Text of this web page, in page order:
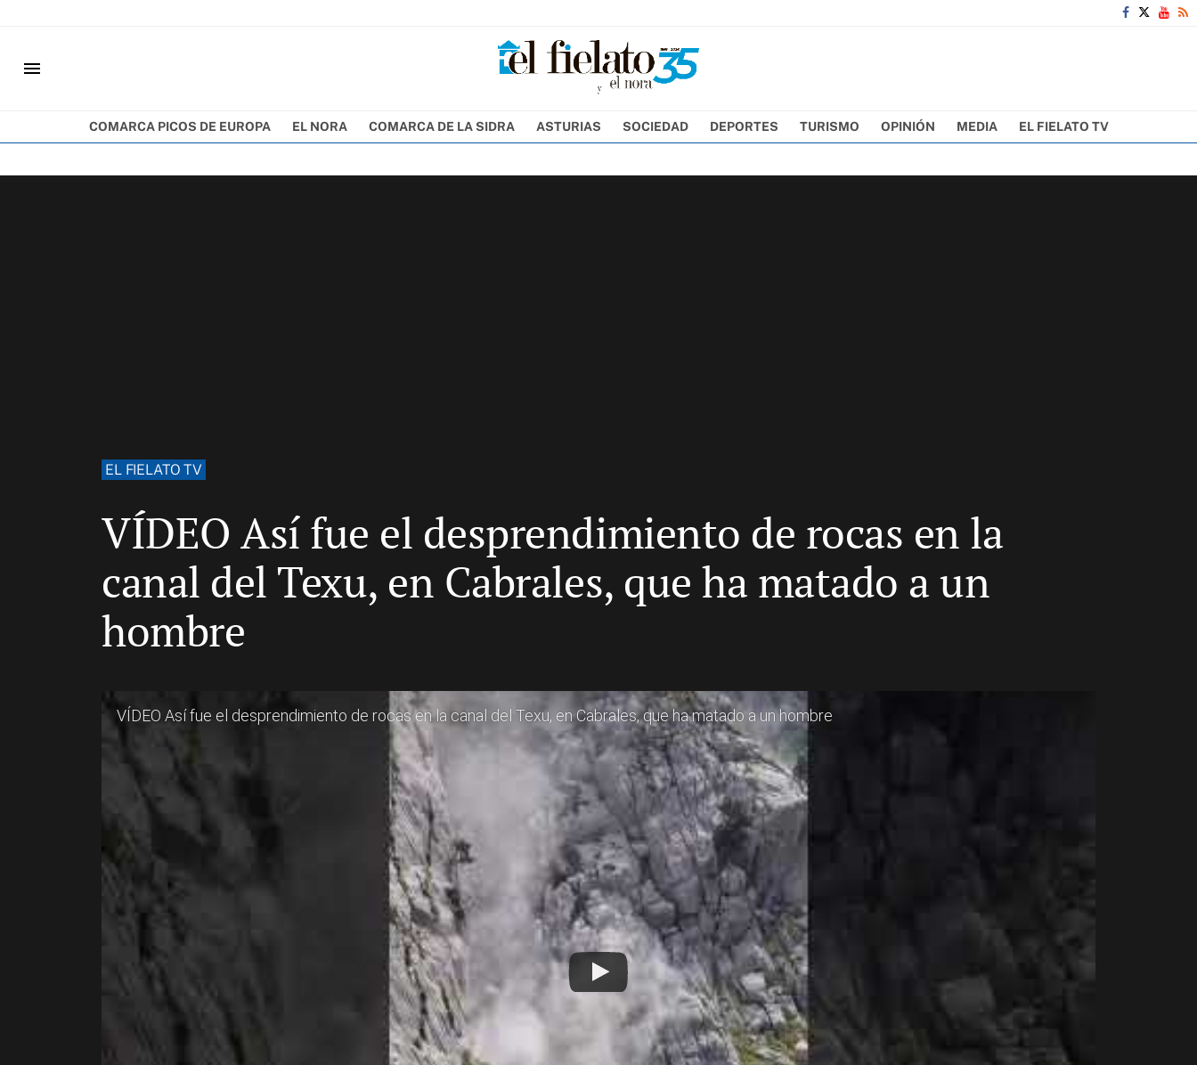
menu
COMARCA PICOS DE EUROPA EL NORA COMARCA DE LA SIDRA ASTURIAS SOCIEDAD DEPORTES TURISMO OPINIÓN MEDIA EL FIELATO TV
EL FIELATO TV
VÍDEO Así fue el desprendimiento de rocas en la
canal del Texu, en Cabrales, que ha matado a un
hombre
VÍDEO Así fue el desprendimiento de rocas en la canal del Texu, en Cabrales, que ha matado a un hombre